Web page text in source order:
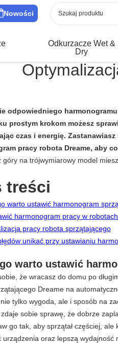
Nowości
Odkurzacze Wet &
Dry
odpowiedniego
prostym krokom możesz
czas i energię.
pracy robota Dreame, aby
treści
warto ustawić harmonogram
harmonogram pracy w
pracy robota sprzątającego
unikać przy ustawianiu
warto ustawić
że wracasz do domu po
Dreame na
tylko wygoda, ale i sposób na
sobie sprawę, że dobrze
go tak, aby sprzątał częściej,
urządzenia oraz lepszą wydajność